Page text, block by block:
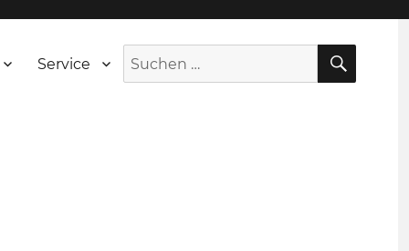
Service
Suche
nach: